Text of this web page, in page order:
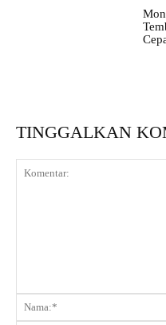
TINGGALKAN
Komentar: